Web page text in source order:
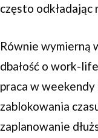
często odkładając
Równie wymierną
dbałość o work-
praca w
zablokowania
zaplanowanie